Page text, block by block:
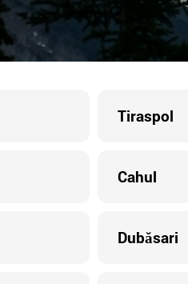
Tiraspol
Cahul
Dubăsari